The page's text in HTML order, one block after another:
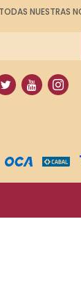
NUESTRAS
  